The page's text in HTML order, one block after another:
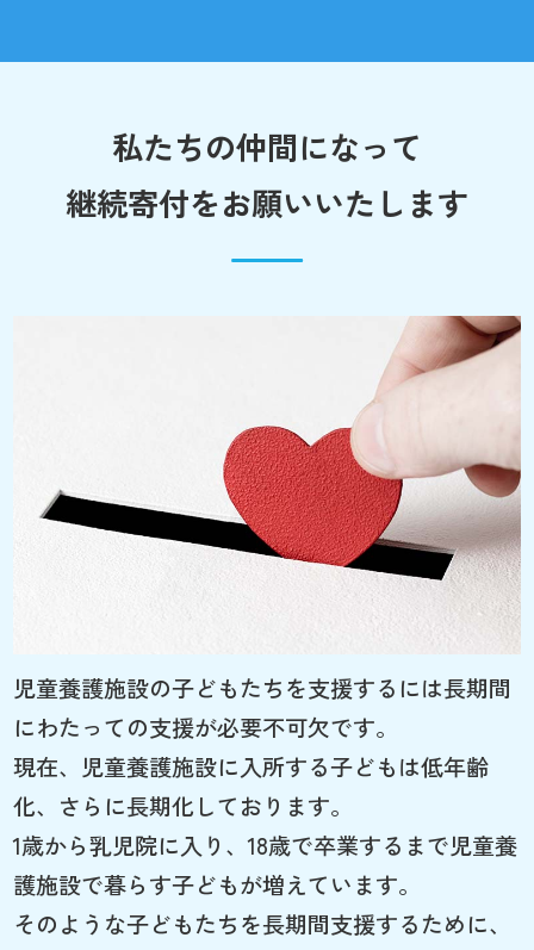
私たちの仲間になって
継続寄付をお願いいたします
児童養護施設の子どもたちを支援するには長期間
にわたっての支援が必要不可欠です。
現在、児童養護施設に入所する子どもは低年齢
化、さらに長期化しております。
1歳から乳児院に入り、18歳で卒業するまで児童養
護施設で暮らす子どもが増えています。
そのような子どもたちを長期間支援するために、